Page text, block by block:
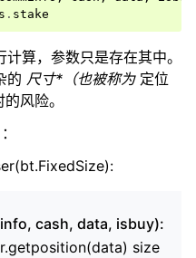
. stake
算，参数只是存在其中。
的 尺寸*（也被称为定位
风险。
：
cash, data, isbuy):
size